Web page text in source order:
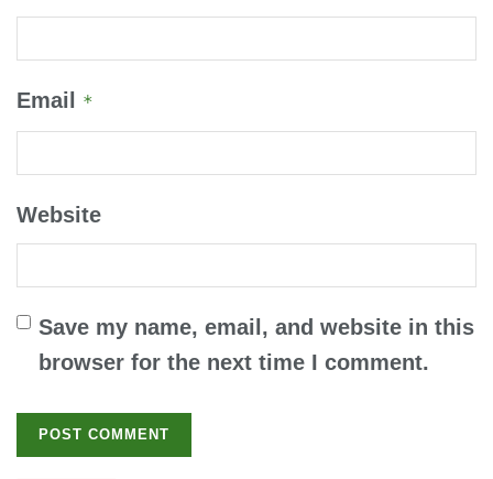
Email *
Website
Save my name, email, and website in this
browser for the next time I comment.